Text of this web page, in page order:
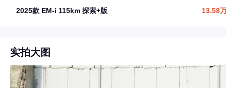
2025款 EM-i 115km 探索+版 13.58
实拍大图